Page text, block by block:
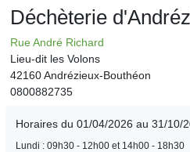
Déchèterie
Rue André Richard
Lieu-dit les Volons
42160 Andrézieux-Bouthéon
0800882735
Horaires du 01/04/2026 au 31/10/
Lundi : 09h30 - 12h00 et 14h00 - 18h30